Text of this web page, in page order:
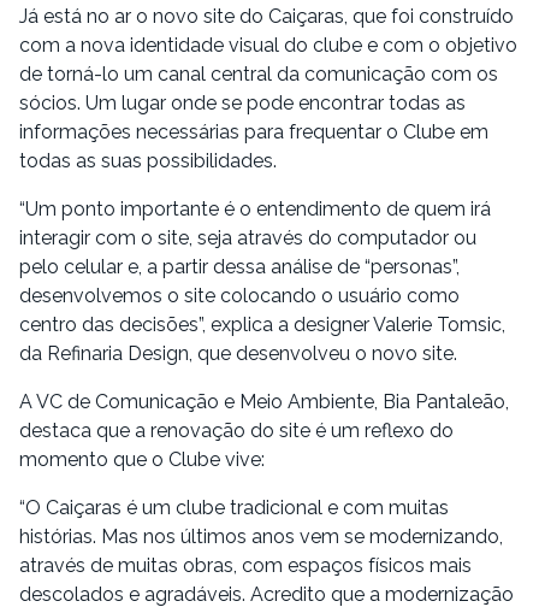
Já está no ar o novo site do Caiçaras, que foi construído
com a nova identidade visual do clube e com o objetivo
de torná-lo um canal central da comunicação com os
sócios. Um lugar onde se pode encontrar todas as
informações necessárias para frequentar o Clube em
todas as suas possibilidades.
“Um ponto importante é o entendimento de quem irá
interagir com o site, seja através do computador ou
pelo celular e, a partir dessa análise de “personas”,
desenvolvemos o site colocando o usuário como
centro das decisões”, explica a designer Valerie Tomsic,
da Refinaria Design, que desenvolveu o novo site.
A VC de Comunicação e Meio Ambiente, Bia Pantaleão,
destaca que a renovação do site é um reflexo do
momento que o Clube vive:
“O Caiçaras é um clube tradicional e com muitas
histórias. Mas nos últimos anos vem se modernizando,
através de muitas obras, com espaços físicos mais
descolados e agradáveis. Acredito que a modernização